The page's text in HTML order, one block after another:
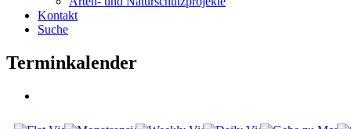
Kontakt
Suche
Terminkalender